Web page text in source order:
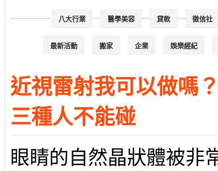
徵信社
貸款
醫學美容
八大行業
娛樂經紀
企業
搬家
最新活動
近視雷射我可以做嗎
三種人不能碰
眼睛的自然晶狀體被非